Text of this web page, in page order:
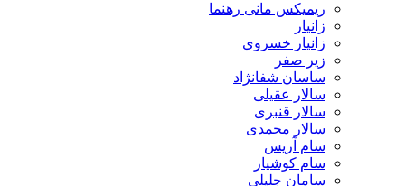
ریمیکس مانی رهنما
زانیار
زانیار خسروی
زیر صفر
ساسان شفانژاد
سالار عقیلی
سالار قنبری
سالار محمدی
سام آریس
سام کوشیار
سامان جلیلی